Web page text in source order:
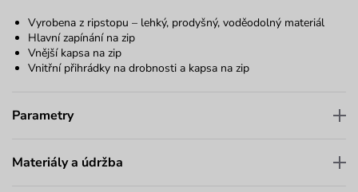
Vyrobena z ripstopu – lehký, prodyšný, voděodolný materiál
Hlavní zapínání na zip
Vnější kapsa na zip
Vnitřní přihrádky na drobnosti a kapsa na zip
Parametry
Materiály a údržba